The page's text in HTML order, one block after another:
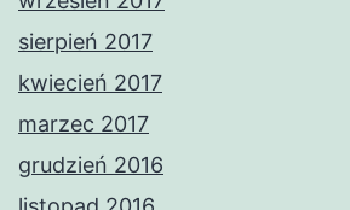
sierpień 2017
kwiecień 2017
marzec 2017
grudzień 2016